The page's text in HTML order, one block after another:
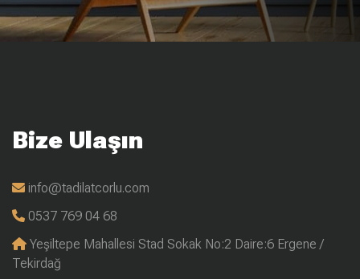
Bize Ulaşın
info@tadilatcorlu.com
0537 769 04 68
Yeşiltepe Mahallesi Stad Sokak No:2 Daire:6 Ergene /
Tekirdağ